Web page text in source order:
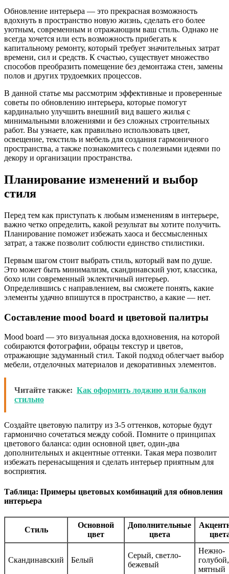
Обновление интерьера — это прекрасная возможность
вдохнуть в пространство новую жизнь, сделать его более
уютным, современным и отражающим ваш стиль. Однако не
всегда хочется или есть возможность прибегать к
капитальному ремонту, который требует значительных затрат
времени, сил и средств. К счастью, существует множество
способов преобразить помещение без демонтажа стен, замены
полов и других трудоемких процессов.
В данной статье мы рассмотрим эффективные и проверенные
советы по обновлению интерьера, которые помогут
кардинально улучшить внешний вид вашего жилья с
минимальными вложениями и без сложных строительных
работ. Вы узнаете, как правильно использовать цвет,
освещение, текстиль и мебель для создания гармоничного
пространства, а также познакомитесь с полезными идеями по
декору и организации пространства.
Планирование изменений и выбор
стиля
Перед тем как приступать к любым изменениям в интерьере,
важно четко определить, какой результат вы хотите получить.
Планирование поможет избежать хаоса и бессмысленных
затрат, а также позволит соблюсти единство стилистики.
Первым шагом стоит выбрать стиль, который вам по душе.
Это может быть минимализм, скандинавский уют, классика,
бохо или современный эклектичный интерьер.
Определившись с направлением, вы сможете понять, какие
элементы удачно впишутся в пространство, а какие — нет.
Составление mood board и цветовой палитры
Mood board — это визуальная доска вдохновения, на которой
собираются фотографии, обрацы текстур и цветов,
отражающие задуманный стил. Такой подход облегчает выбор
мебели, отделочных материалов и декоративных элементов.
Читайте также: Как оформить лоджию или балкон
стильно
Создайте цветовую палитру из 3-5 оттенков, которые будут
гармонично сочетаться между собой. Помните о принципах
цветового баланса: один основной цвет, один-два
дополнительных и акцентные оттенки. Такая мера позволит
избежать перенасыщения и сделать интерьер приятным для
восприятия.
Таблица: Примеры цветовых комбинаций для обновления
интерьера
Стиль
Основной
цвет
Дополнительные
цвета
Скандинавский Белый
Серый, светло-
бежевый
Нежно-
голубой,
мятный